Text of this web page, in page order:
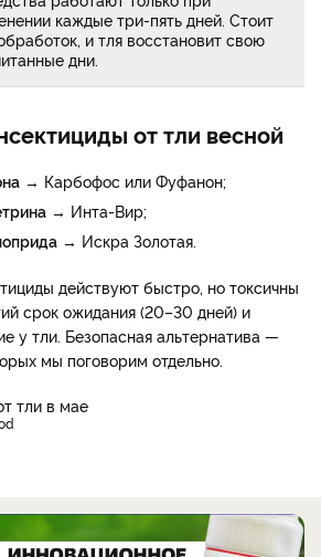
каждые три-пять дней. Стоит
и тля восстановит свою
дни.
от тли весной
→ Карбофос или Фуфанон;
→ Инта-Вир;
→ Искра Золотая.
действуют быстро, но токсичны
срок ожидания (20–30 дней) и
у тли. Безопасная альтернатива —
мы поговорим отдельно.